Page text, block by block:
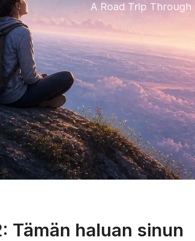
A Road Trip Through
Tämän haluan sinun